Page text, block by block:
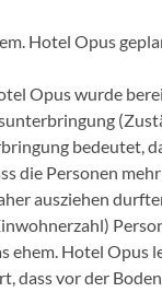
Hotel Opus
Opus wurde
bedeutet,
die Personen
ausziehen
ehem. Hotel Opus
dass vor der